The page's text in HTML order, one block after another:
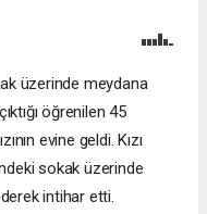
üzerinde meydana
öğrenilen 45
evine geldi. Kızı
sokak üzerinde
intihar etti.